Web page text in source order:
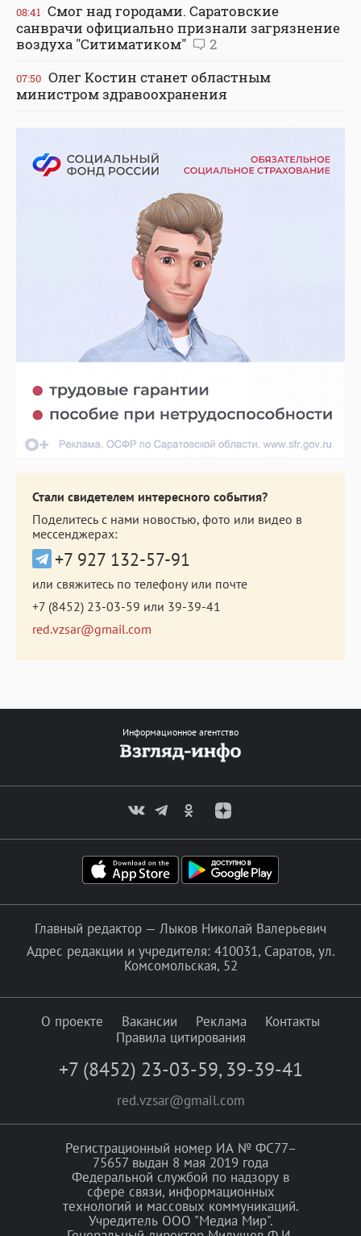
08:41 Смог над городами. Саратовские
санврачи официально признали загрязнение
воздуха "Ситиматиком"
2
07:50 Олег Костин станет областным
министром здравоохранения
Стали свидетелем интересного события?
Поделитесь с нами новостью, фото или видео в
мессенджерах:
+7 927 132-57-91
или свяжитесь по телефону или почте
+7 (8452) 23-03-59 или 39-39-41
red.vzsar@gmail.com
Информационное агентство
Главный редактор — Лыков Николай Валерьевич
Адрес редакции и учредителя: 410031, Саратов, ул.
Комсомольская, 52
О проекте Вакансии Реклама
Контакты
Правила цитирования
+7 (8452) 23-03-59, 39-39-41
red.vzsar@gmail.com
Регистрационный номер ИА № ФС77–
75657 выдан 8 мая 2019 года
Федеральной службой по надзору в
сфере связи, информационных
технологий и массовых коммуникаций.
Учредитель ООО "Медиа Мир".